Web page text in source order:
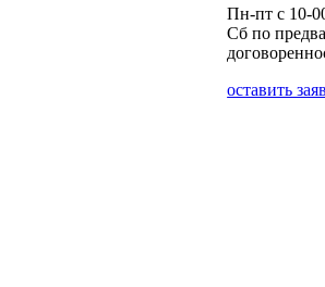
Пн-пт с 10-
Сб по
оставить